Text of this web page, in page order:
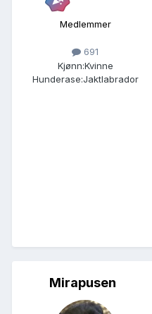
Medlemmer
691
Kjønn:Kvinne
Hunderase:Jaktlabrador
Mirapusen